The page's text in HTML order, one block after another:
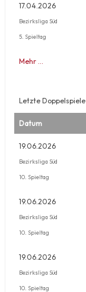
17.04.2026
Bezirksliga Süd
5. Spieltag
Mehr …
Letzte Doppelspiele
Datum
19.06.2026
Bezirksliga Süd
10. Spieltag
19.06.2026
Bezirksliga Süd
10. Spieltag
19.06.2026
Bezirksliga Süd
10. Spieltag